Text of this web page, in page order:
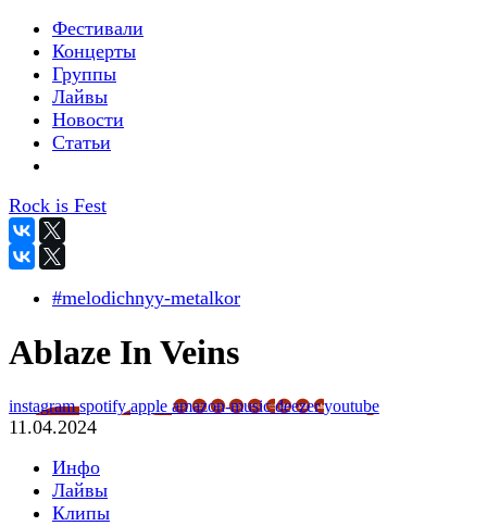
Фестивали
Концерты
Группы
Лайвы
Новости
Статьи
Rock is Fest
#melodichnyy-metalkor
Ablaze In Veins
instagramspotifyapple amazon-musicdeezeryoutube
11.04.2024
Инфо
Лайвы
Клипы